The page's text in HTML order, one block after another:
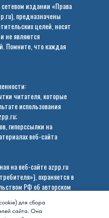
для сбора
сайта. Она
издании «Права
предназначены
целей, носят
не являются
Помните, что каждая
читателя, которые
использования
гиперссылки на
веб-сайта
на веб-сайте azpp.ru
охраняется в
РФ об авторском